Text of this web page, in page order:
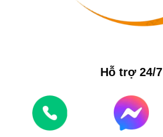
Hỗ trợ 24/7